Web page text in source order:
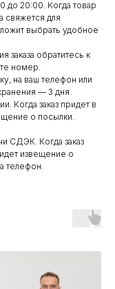
до 20:00. Когда товар
свяжется для
выбрать удобное
заказа обратитесь к
номер.
на ваш телефон или
— 3 дня.
Когда заказ придет в
о посылки.
СДЭК. Когда заказ
извещение о
телефон.